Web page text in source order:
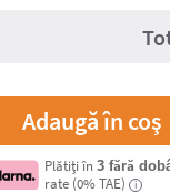
Plătiți în 3 fără
rate (0% TAE) i